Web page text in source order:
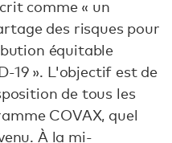
comme « un
des risques pour
équitable
19 ». L'objectif est de
de tous les
COVAX, quel
À la mi-